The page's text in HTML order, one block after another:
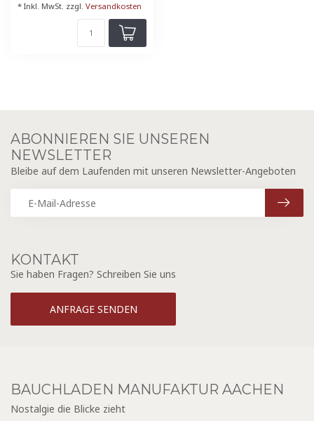
* Inkl. MwSt. zzgl. Versandkosten
KONTAKT
Sie haben Fragen? Schreiben Sie uns
ANFRAGE SENDEN
ABONNIEREN SIE UNSEREN
NEWSLETTER
Bleibe auf dem Laufenden mit unseren Newsletter-Angeboten
BAUCHLADEN MANUFAKTUR AACHEN
Nostalgie die Blicke zieht